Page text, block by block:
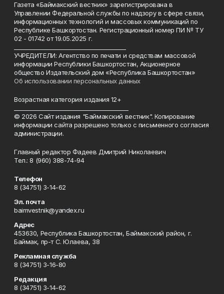
Газета «Баймакский вестник» зарегистрирована в
Управлении Федеральной службы по надзору в сфере связи,
информационных технологий и массовых коммуникаций по
Республике Башкортостан. Регистрационный номер ПИ № ТУ
02 - 01742 от 19.05.2025 г.
УЧРЕДИТЕЛИ: Агентство по печати и средствам массовой
информации Республики Башкортостан, Акционерное
общество Издательский дом «Республика Башкортостан»
Об использовании персональных данных
Возрастная категория издания 12+
© 2026 Сайт издания "Баймакский вестник". Копирование
информации сайта разрешено только с письменного согласия
администрации.
Главный редактор Фадеев Дмитрий Николаевич
Тел.: 8 (960) 388-74-94
Телефон
8 (34751) 3-14-62
Эл. почта
baimvestnik@yandex.ru
Адрес
453630, Республика Башкортостан, Баймакский район, г.
Баймак, пр-т С. Юлаева, 38
Рекламная служба
8 (34751) 3-16-80
Редакция
8 (34751) 3-14-62